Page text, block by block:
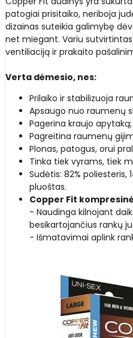
patogiai prisitaiko, neriboja
dizainas suteikia galimybę
net miegant. Variu
ventiliaciją ir prakaito
Verta dėmesio, nes:
Prilaiko ir stabilizuoja
Apsaugo nuo raumenų
Pagerina kraujo apytaką;
Pagreitina raumenų
Plonas, patogus, orui
Tinka tiek vyrams, tiek
Sudėtis: 82% poliesteris,
pluoštas.
Copper Fit
- Naudinga kilnojant
besikartojančius rankų
- Išmatavimai aplink